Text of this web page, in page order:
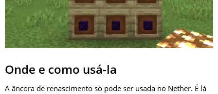
Onde e como usá-la
A âncora de renascimento só pode ser usada no Nether. É lá